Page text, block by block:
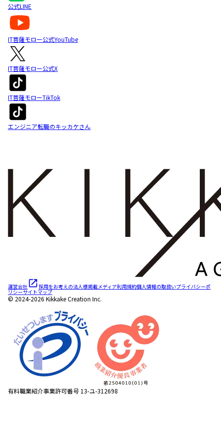
公式LINE
IT菩薩モロー公式YouTube
IT菩薩モロー公式X
IT菩薩モローTikTok
エンジニア転職のキッカケさん
運営会社 採用をお考えの法人様掲載メディア利用規約個人情報の取扱いプライバシーポ
リシーサイトマップ
© 2024-2026 Kikkake Creation Inc.
有料職業紹介事業許可番号 13-ユ-312698